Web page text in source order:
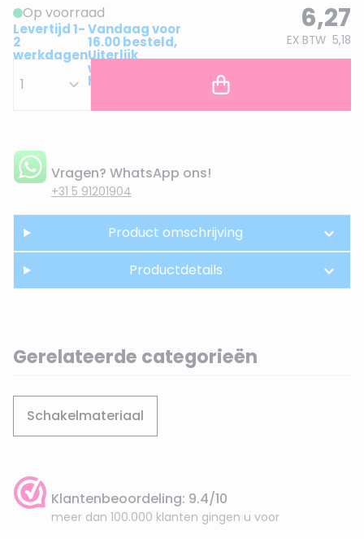
Op voorraad
Levertijd 1-
2
werkdagen
Vandaag voor
16.00 besteld,
Uiterlijk
woensdag in
huis!
6,27
EX BTW 5,18
Vragen? WhatsApp ons!
+31 5 91201904
Product omschrijving
Productdetails
Gerelateerde categorieën
Schakelmateriaal
Klantenbeoordeling: 9.4/10
meer dan 100.000 klanten gingen u voor